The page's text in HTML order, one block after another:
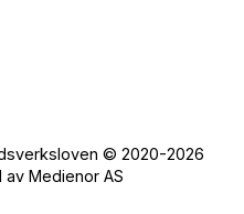
© 2020-2026
av Medienor AS